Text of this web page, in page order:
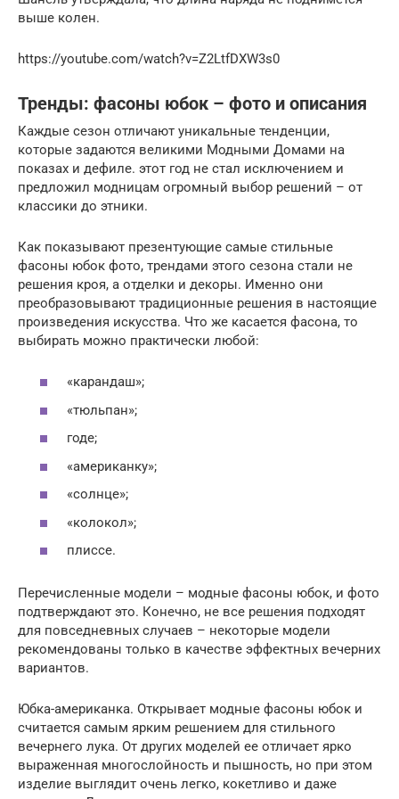
выше колен.
https://youtube.com/watch?v=Z2LtfDXW3s0
Тренды: фасоны юбок – фото и описания
Каждые сезон отличают уникальные тенденции,
которые задаются великими Модными Домами на
показах и дефиле. этот год не стал исключением и
предложил модницам огромный выбор решений – от
классики до этники.
Как показывают презентующие самые стильные
фасоны юбок фото, трендами этого сезона стали не
решения кроя, а отделки и декоры. Именно они
преобразовывают традиционные решения в настоящие
произведения искусства. Что же касается фасона, то
выбирать можно практически любой:
«карандаш»;
«тюльпан»;
годе;
«американку»;
«солнце»;
«колокол»;
плиссе.
Перечисленные модели – модные фасоны юбок, и фото
подтверждают это. Конечно, не все решения подходят
для повседневных случаев – некоторые модели
рекомендованы только в качестве эффектных вечерних
вариантов.
Юбка-американка. Открывает модные фасоны юбок и
считается самым ярким решением для стильного
вечернего лука. От других моделей ее отличает ярко
выраженная многослойность и пышность, но при этом
изделие выглядит очень легко, кокетливо и даже